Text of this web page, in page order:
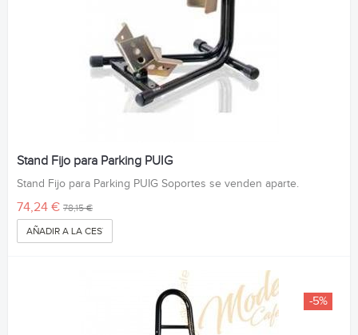
Stand Fijo para Parking PUIG
Stand Fijo para Parking PUIG Soportes se venden aparte.
74,24 € 78,15 €
AÑADIR A LA CESTA
-5%